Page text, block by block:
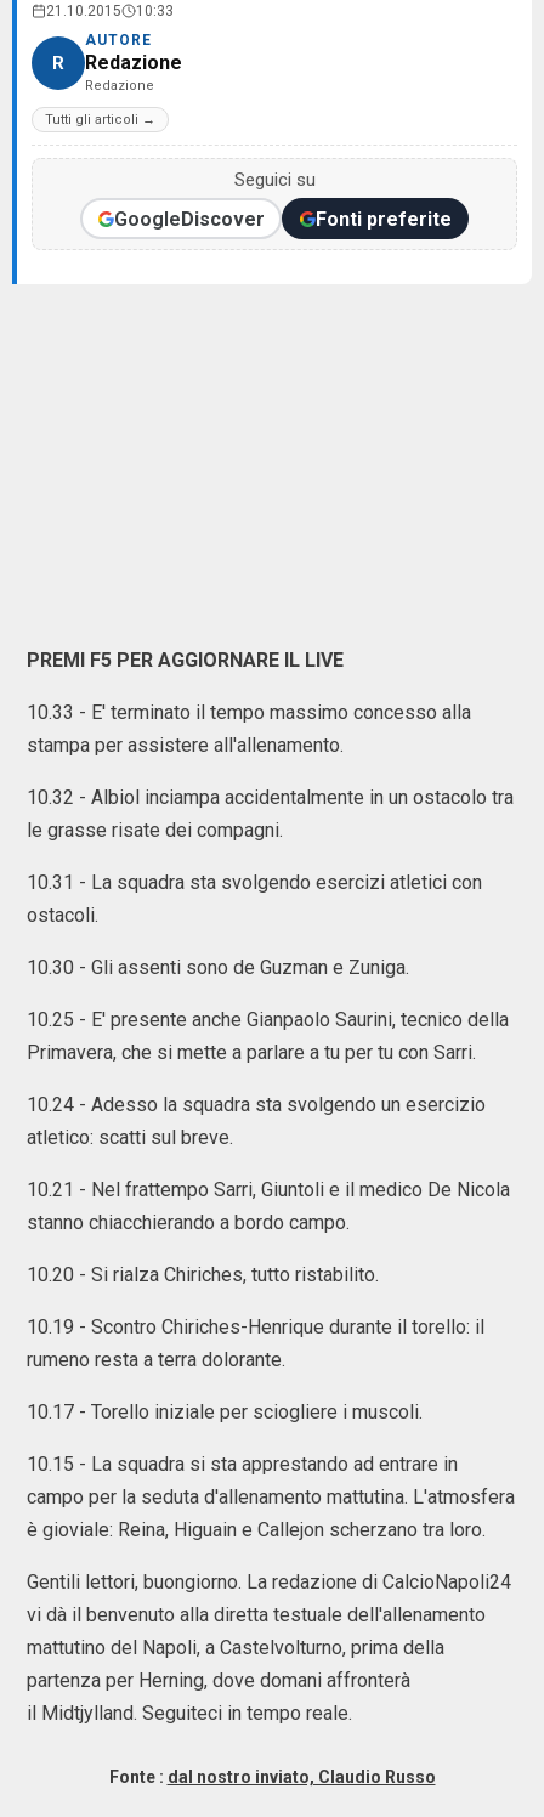
21.10.2015 10:33
R
AUTORE
Redazione
Redazione
Tutti gli articoli →
Seguici su
GoogleDiscover Fonti preferite
PREMI F5 PER AGGIORNARE IL LIVE
10.33 - E' terminato il tempo massimo concesso alla
stampa per assistere all'allenamento.
10.32 - Albiol inciampa accidentalmente in un ostacolo tra
le grasse risate dei compagni.
10.31 - La squadra sta svolgendo esercizi atletici con
ostacoli.
10.30 - Gli assenti sono de Guzman e Zuniga.
10.25 - E' presente anche Gianpaolo Saurini, tecnico della
Primavera, che si mette a parlare a tu per tu con Sarri.
10.24 - Adesso la squadra sta svolgendo un esercizio
atletico: scatti sul breve.
10.21 - Nel frattempo Sarri, Giuntoli e il medico De Nicola
stanno chiacchierando a bordo campo.
10.20 - Si rialza Chiriches, tutto ristabilito.
10.19 - Scontro Chiriches-Henrique durante il torello: il
rumeno resta a terra dolorante.
10.17 - Torello iniziale per sciogliere i muscoli.
10.15 - La squadra si sta apprestando ad entrare in
campo per la seduta d'allenamento mattutina. L'atmosfera
è gioviale: Reina, Higuain e Callejon scherzano tra loro.
Gentili lettori, buongiorno. La redazione di CalcioNapoli24
vi dà il benvenuto alla diretta testuale dell'allenamento
mattutino del Napoli, a Castelvolturno, prima della
partenza per Herning, dove domani affronterà
il Midtjylland. Seguiteci in tempo reale.
Fonte : dal nostro inviato, Claudio Russo